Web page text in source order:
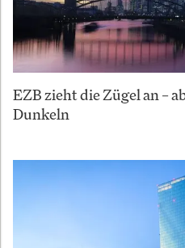
EZB zieht die Zügel an –
Dunkeln